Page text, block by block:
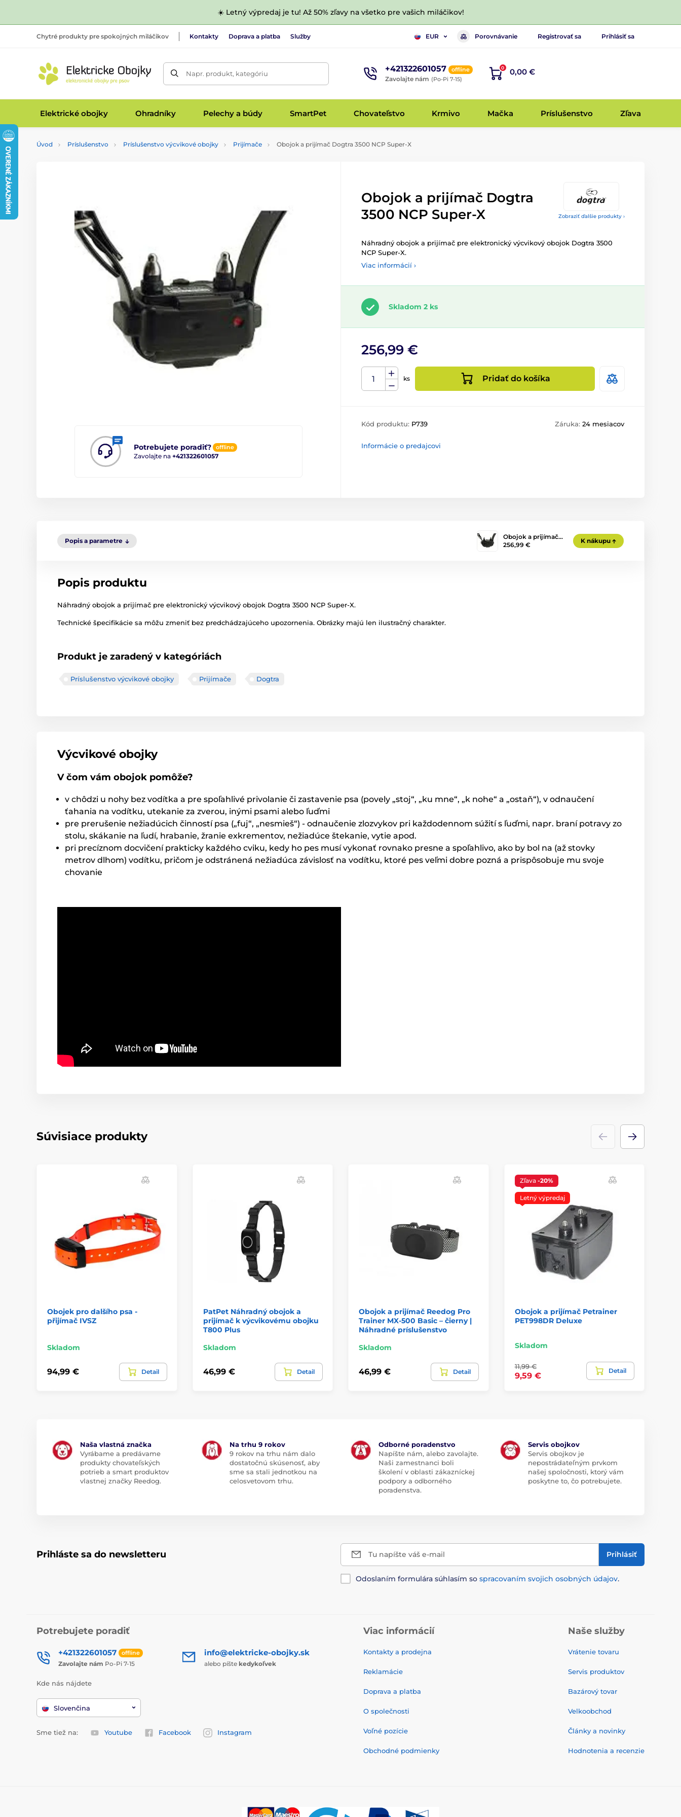
☀️ Letný výpredaj je tu! Až 50% zľavy na všetko pre vašich miláčikov!
Chytré produkty pre spokojných miláčikov Kontakty Doprava a platba Služby EUR Porovnávanie Registrovať sa Prihlásiť sa
Napr. produkt, kategóriu +421322601057 offline
Zavolajte nám (Po-Pi 7-15)
0 0,00 €
Elektrické obojky Ohradníky Pelechy a búdy SmartPet Chovateľstvo Krmivo Mačka Príslušenstvo Zľava
Úvod Príslušenstvo Príslušenstvo výcvikové obojky Prijímače Obojok a prijímač Dogtra 3500 NCP Super-X
Zobraziť ďalšie produkty ›
Potrebujete poradiť? offline
Zavolajte na +421322601057
Obojok a prijímač Dogtra
3500 NCP Super-X
Náhradný obojok a prijímač pre elektronický výcvikový obojok Dogtra 3500
NCP Super-X.
Viac informácií ›
Skladom 2 ks
256,99 €
ks Pridať do košíka
Kód produktu: P739 Záruka: 24 mesiacov
Informácie o predajcovi
Popis a parametre
Obojok a prijímač…
256,99 €
K nákupu
Popis produktu
Náhradný obojok a prijímač pre elektronický výcvikový obojok Dogtra 3500 NCP Super-X.
Technické špecifikácie sa môžu zmeniť bez predchádzajúceho upozornenia. Obrázky majú len ilustračný charakter.
Produkt je zaradený v kategóriách
Príslušenstvo výcvikové obojky Prijímače Dogtra
Výcvikové obojky
V čom vám obojok pomôže?
v chôdzi u nohy bez vodítka a pre spoľahlivé privolanie či zastavenie psa (povely „stoj“, „ku mne“, „k nohe“ a „ostaň“), v odnaučení
ťahania na vodítku, utekanie za zverou, inými psami alebo ľuďmi
pre prerušenie nežiadúcich činností psa („fuj“, „nesmieš“) - odnaučenie zlozvykov pri každodennom súžití s ľuďmi, napr. braní potravy zo
stolu, skákanie na ľudí, hrabanie, žranie exkrementov, nežiadúce štekanie, vytie apod.
pri precíznom docvičení prakticky každého cviku, kedy ho pes musí vykonať rovnako presne a spoľahlivo, ako by bol na (až stovky
metrov dlhom) vodítku, pričom je odstránená nežiadúca závislosť na vodítku, ktoré pes veľmi dobre pozná a prispôsobuje mu svoje
chovanie
Súvisiace produkty
Obojek pro dalšího psa -
přijímač IVSZ
Skladom
94,99 € Detail
PatPet Náhradný obojok a
prijímač k výcvikovému obojku
T800 Plus
Skladom
46,99 € Detail
Obojok a prijímač Reedog Pro
Trainer MX-500 Basic – čierny |
Náhradné príslušenstvo
Skladom
46,99 € Detail
Zľava -20%
Letný výpredaj
Obojok a prijímač Petrainer
PET998DR Deluxe
Skladom
11,99 €
9,59 €
Detail
Naša vlastná značka
Vyrábame a predávame
produkty chovateľských
potrieb a smart produktov
vlastnej značky Reedog.
Na trhu 9 rokov
9 rokov na trhu nám dalo
dostatočnú skúsenosť, aby
sme sa stali jednotkou na
celosvetovom trhu.
Odborné poradenstvo
Napíšte nám, alebo zavolajte.
Naši zamestnanci boli
školení v oblasti zákazníckej
podpory a odborného
poradenstva.
Servis obojkov
Servis obojkov je
nepostrádateľným prvkom
našej spoločnosti, ktorý vám
poskytne to, čo potrebujete.
Prihláste sa do newsletteru Tu napíšte váš e-mail Prihlásiť
Odoslaním formulára súhlasím so spracovaním svojich osobných údajov.
Potrebujete poradiť
+421322601057 offline
Zavolajte nám Po-Pi 7-15
info@elektricke-obojky.sk
alebo píšte kedykoľvek
Kde nás nájdete
Slovenčina
Sme tiež na: Youtube Facebook Instagram
Viac informácií
Kontakty a prodejna
Reklamácie
Doprava a platba
O společnosti
Voľné pozície
Obchodné podmienky
Naše služby
Vrátenie tovaru
Servis produktov
Bazárový tovar
Velkoobchod
Články a novinky
Hodnotenia a recenzie